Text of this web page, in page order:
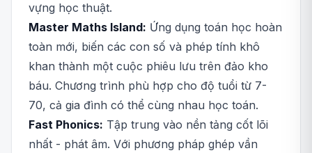
vựng học thuật.
Master Maths Island: Ứng dụng toán học hoàn
toàn mới, biến các con số và phép tính khô
khan thành một cuộc phiêu lưu trên đảo kho
báu. Chương trình phù hợp cho độ tuổi từ 7-
70, cả gia đình có thể cùng nhau học toán.
Fast Phonics: Tập trung vào nền tảng cốt lõi
nhất - phát âm. Với phương pháp ghép vần